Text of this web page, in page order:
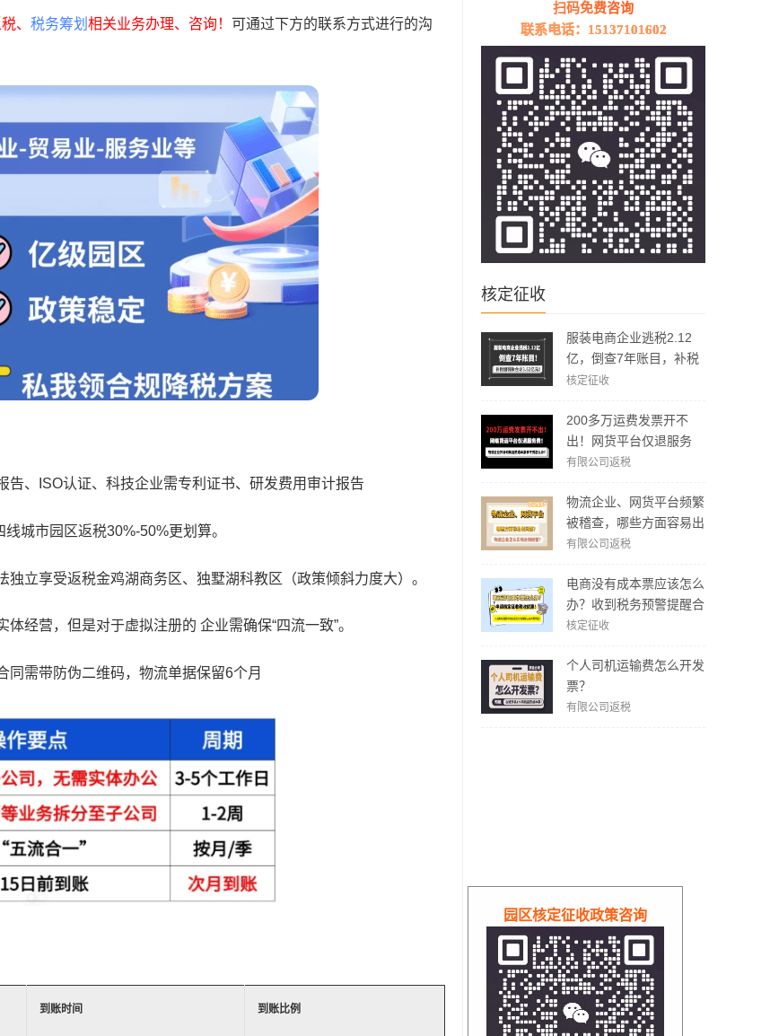
扫码免费咨询
联系电话：15137101602
核定征收
服装电商企业逃税2.12
亿，倒查7年账目，补税
加罚款3.62亿元！
核定征收
200多万运费发票开不
出！网货平台仅退服务
费，运费成本拿不到怎么
有限公司返税
物流企业、网货平台频繁
被稽查，哪些方面容易出
现问题？怎么实现合规经
有限公司返税
电商没有成本票应该怎么
办？收到税务预警提醒合
规解决方案！
核定征收
个人司机运输费怎么开发
票？
有限公司返税
、 税务筹划 相关业务办理、咨询！ 可通过下方的联系方式进行的沟
、ISO认证、科技企业需专利证书、研发费用审计报告
城市园区返税30%-50%更划算。
立享受返税金鸡湖商务区、独墅湖科教区（政策倾斜力度大）。
经营，但是对于虚拟注册的 企业需确保“四流一致”。
需带防伪二维码，物流单据保留6个月
到账时间 到账比例
园区核定征收政策咨询